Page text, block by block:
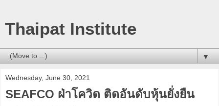
Thaipat Institute
▼
Wednesday, June 30, 2021
SEAFCO ฝ่าโควิด ติดอันดับหุ้นยั่งยืน